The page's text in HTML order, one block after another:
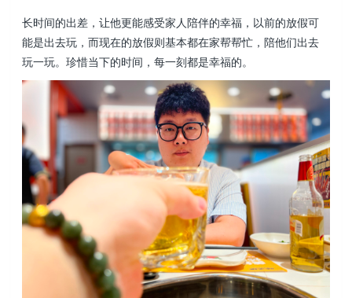
长时间的出差，让他更能感受家人陪伴的幸福，以前的放假可
能是出去玩，而现在的放假则基本都在家帮帮忙，陪他们出去
玩一玩。珍惜当下的时间，每一刻都是幸福的。